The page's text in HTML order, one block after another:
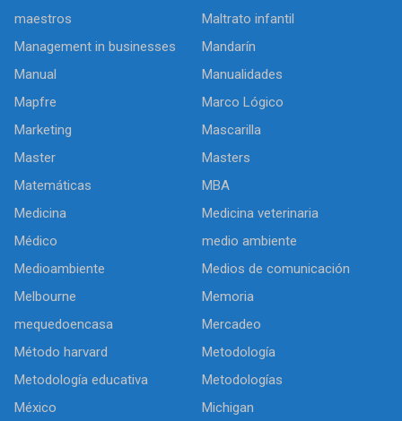
maestros
Maltrato infantil
Management in businesses
Mandarín
Manual
Manualidades
Mapfre
Marco Lógico
Marketing
Mascarilla
Master
Masters
Matemáticas
MBA
Medicina
Medicina veterinaria
Médico
medio ambiente
Medioambiente
Medios de comunicación
Melbourne
Memoria
mequedoencasa
Mercadeo
Método harvard
Metodología
Metodología educativa
Metodologías
México
Michigan